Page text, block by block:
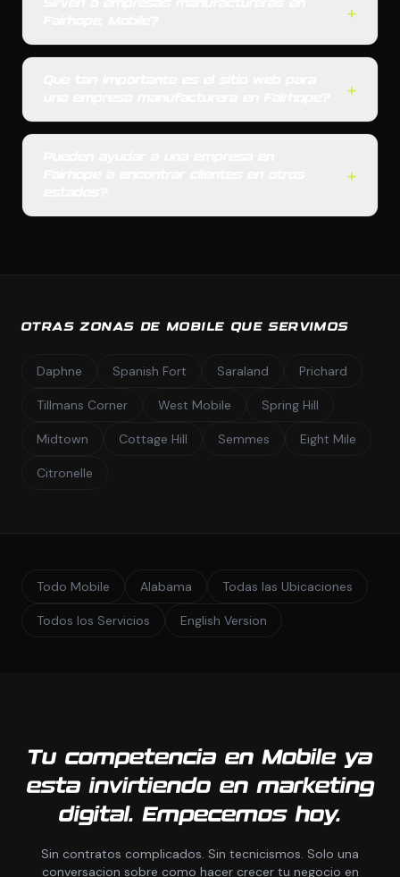
+
+
+
OTRAS ZONAS DE MOBILE QUE SERVIMOS
Daphne Spanish Fort Saraland Prichard
Tillmans Corner West Mobile Spring Hill
Midtown Cottage Hill Semmes Eight Mile
Citronelle
Todo Mobile Alabama Todas las Ubicaciones
Todos los Servicios English Version
Tu competencia en Mobile ya
esta invirtiendo en marketing
digital. Empecemos hoy.
Sin contratos complicados. Sin tecnicismos. Solo una
conversacion sobre como hacer crecer tu negocio en